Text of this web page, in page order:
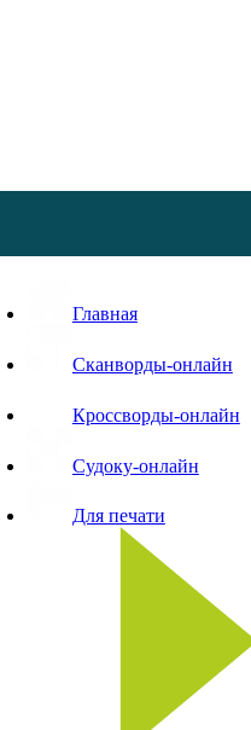
Главная
Сканворды-онлайн
Кроссворды-онлайн
Судоку-онлайн
Для печати